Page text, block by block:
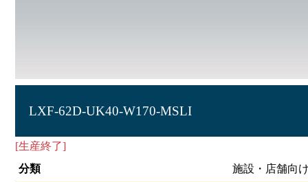
LXF-62D-UK40-W170-MSLI
[生産終了]
分類
施設・店舗向